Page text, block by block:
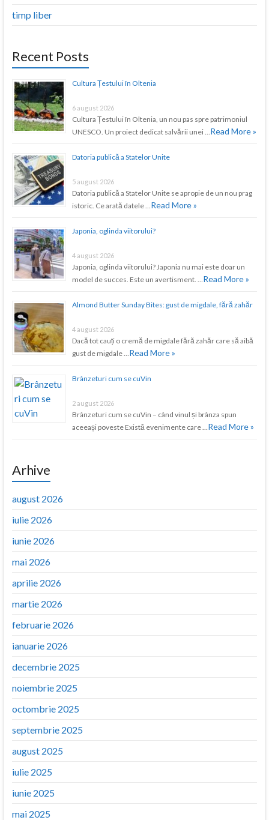
timp liber
Recent Posts
Cultura Țestului în Oltenia
6 august 2026
Cultura Țestului în Oltenia, un nou pas spre patrimoniul
UNESCO. Un proiect dedicat salvării unei … Read More »
Datoria publică a Statelor Unite
5 august 2026
Datoria publică a Statelor Unite se apropie de un nou prag
istoric. Ce arată datele … Read More »
Japonia, oglinda viitorului?
4 august 2026
Japonia, oglinda viitorului? Japonia nu mai este doar un
model de succes. Este un avertisment. … Read More »
Almond Butter Sunday Bites: gust de migdale, fără zahăr
4 august 2026
Dacă tot cauți o cremă de migdale fără zahăr care să aibă
gust de migdale … Read More »
Brânzeturi cum se cuVin
2 august 2026
Brânzeturi cum se cuVin – când vinul și brânza spun
aceeași poveste Există evenimente care … Read More »
Arhive
august 2026
iulie 2026
iunie 2026
mai 2026
aprilie 2026
martie 2026
februarie 2026
ianuarie 2026
decembrie 2025
noiembrie 2025
octombrie 2025
septembrie 2025
august 2025
iulie 2025
iunie 2025
mai 2025